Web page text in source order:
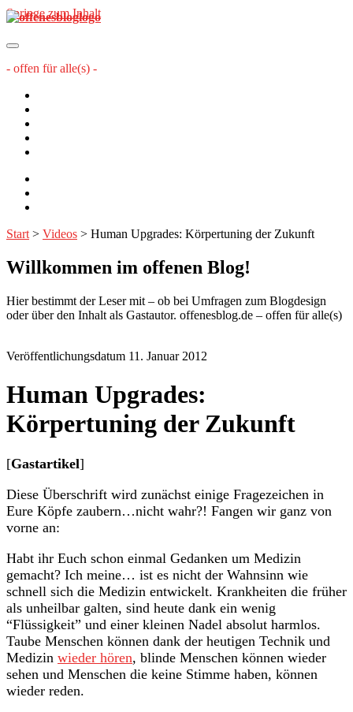
Springe zum Inhalt
offenesblog.de
- offen für alle(s) -
Start > Videos > Human Upgrades: Körpertuning der Zukunft
Willkommen im offenen Blog!
Hier bestimmt der Leser mit – ob bei Umfragen zum Blogdesign
oder über den Inhalt als Gastautor. offenesblog.de – offen für alle(s)
Veröffentlichungsdatum 11. Januar 2012
Human Upgrades:
Körpertuning der Zukunft
[Gastartikel]
Diese Überschrift wird zunächst einige Fragezeichen in
Eure Köpfe zaubern…nicht wahr?! Fangen wir ganz von
vorne an:
Habt ihr Euch schon einmal Gedanken um Medizin
gemacht? Ich meine… ist es nicht der Wahnsinn wie
schnell sich die Medizin entwickelt. Krankheiten die früher
als unheilbar galten, sind heute dank ein wenig
“Flüssigkeit” und einer kleinen Nadel absolut harmlos.
Taube Menschen können dank der heutigen Technik und
Medizin wieder hören, blinde Menschen können wieder
sehen und Menschen die keine Stimme haben, können
wieder reden.